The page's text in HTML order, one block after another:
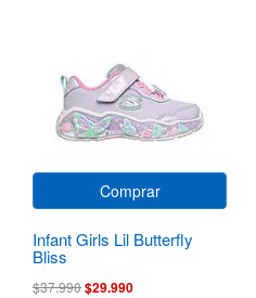
Comprar
Infant Girls Lil Butterfly
Bliss
$37.990$29.990